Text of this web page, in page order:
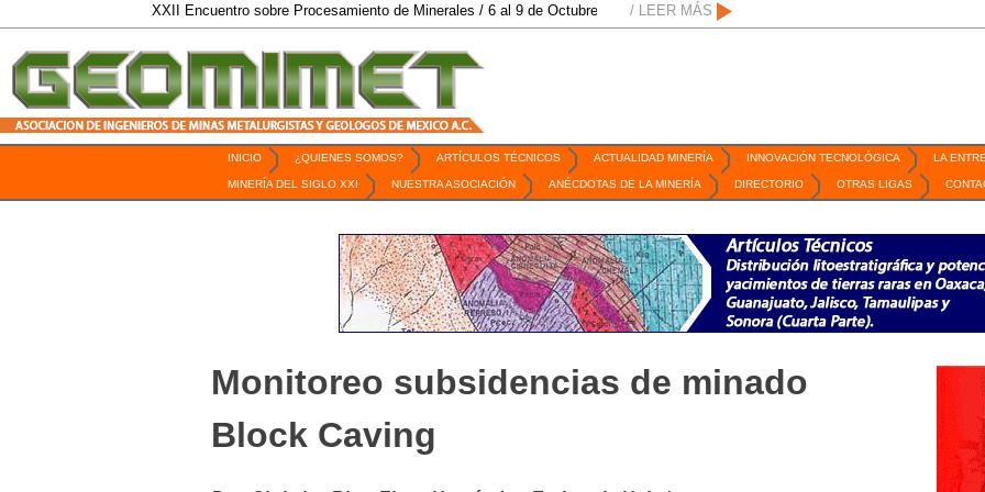
XXII Encuentro sobre Procesamiento de Minerales / 6 al 9 de Octubre de 2026 / San Luis Potosí, SLP / Mexico Mining Forum / 2 de
/ LEER MÁS
INICIO ¿QUIENES SOMOS? ARTÍCULOS TÉCNICOS ACTUALIDAD MINERÍA INNOVACIÓN TECNOLÓGICA LA
MINERÍA DEL SIGLO XXI NUESTRA ASOCIACIÓN ANÉCDOTAS DE LA MINERÍA DIRECTORIO OTRAS LIGAS
Monitoreo subsidencias de minado
Block Caving